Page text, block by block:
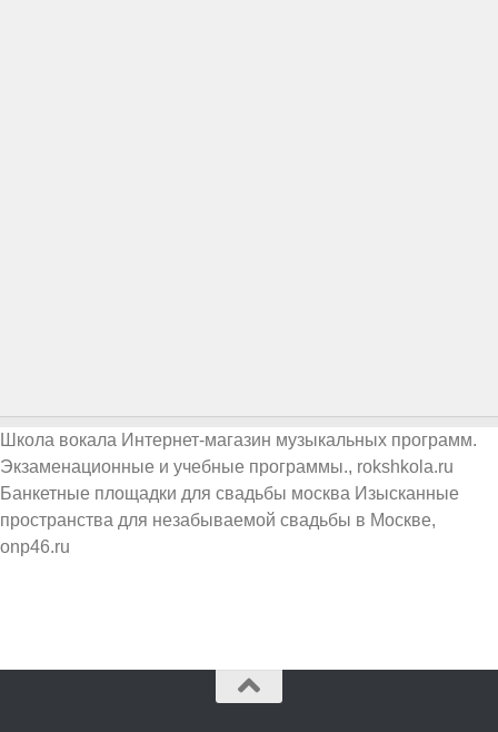
Школа вокала Интернет-магазин музыкальных программ.
Экзаменационные и учебные программы., rokshkola.ru
Банкетные площадки для свадьбы москва Изысканные
пространства для незабываемой свадьбы в Москве,
onp46.ru